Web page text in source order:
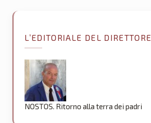
L’EDITORIALE DEL DIRETTORE
NOSTOS. Ritorno alla terra dei padri